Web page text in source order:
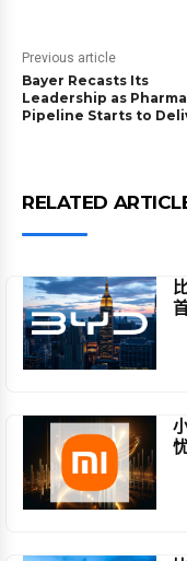
Previous article
Bayer Recasts Its
Leadership as Pharma
Pipeline Starts to
RELATED